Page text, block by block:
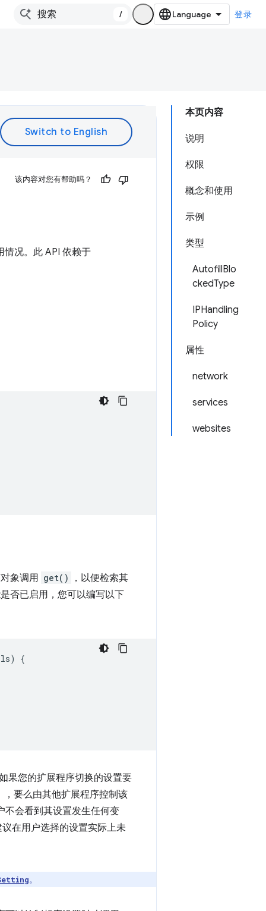
/ 登录
本页内容
说明
权限
概念和使用
示例
类型
AutofillBlo
ckedType
IPHandling
Policy
属性
network
services
websites
该内容对您有帮助吗？
况。此 API 依赖于
象调用 get()
，以便检索其
否已启用，您可以编写以下
) {
果您的扩展程序切换的设置要
要么由其他扩展程序控制该
会看到其设置发生任何变
在用户选择的设置实际上未
。